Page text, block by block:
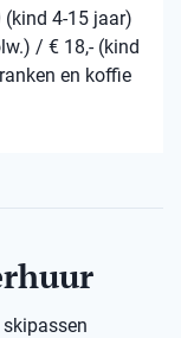
4-15 jaar)
/ € 18,- (kind
en koffie